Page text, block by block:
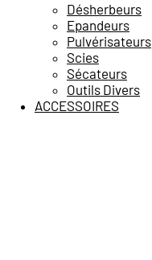
Désherbeurs
Epandeurs
Pulvérisateurs
Scies
Sécateurs
Outils Divers
ACCESSOIRES